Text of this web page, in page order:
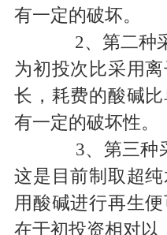
有一定的破坏。
2、第二种采用
为初投次比采用
长，耗费的酸碱
有一定的破坏性。
3、第三种采用
这是目前制取超
用酸碱进行再生
在于初投资相对以